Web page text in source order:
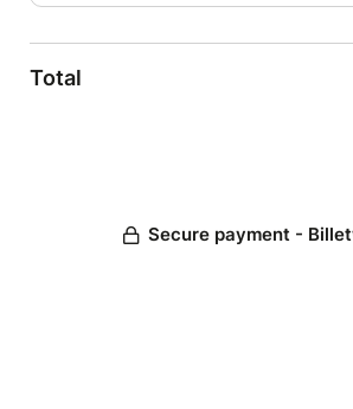
Total
Secure payment -